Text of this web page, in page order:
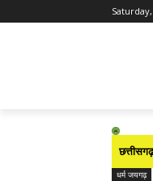
छत्तीसगढ़
धर्म जयगढ़